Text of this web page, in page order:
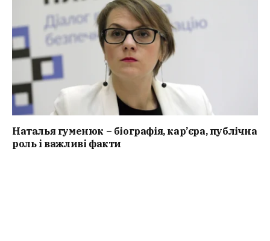
Наталья гуменюк – біографія, кар’єра, публічна
роль і важливі факти